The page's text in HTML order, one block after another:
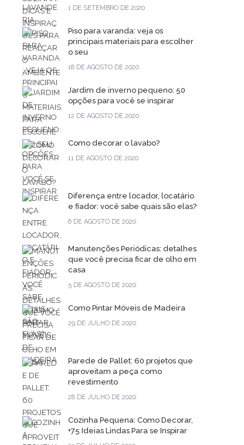
1 DE SETEMBRO DE 2020
Piso para varanda: veja os
principais materiais para escolher
o seu
18 DE AGOSTO DE 2020
Jardim de inverno pequeno: 50
opções para você se inspirar
12 DE AGOSTO DE 2020
Como decorar o lavabo?
11 DE AGOSTO DE 2020
Diferença entre locador, locatário
e fiador: você sabe quais são elas?
6 DE AGOSTO DE 2020
Manutenções Periódicas: detalhes
que você precisa ficar de olho em
casa
5 DE AGOSTO DE 2020
Como Pintar Móveis de Madeira
29 DE JULHO DE 2020
Parede de Pallet: 60 projetos que
aproveitam a peça como
revestimento
28 DE JULHO DE 2020
Cozinha Pequena: Como Decorar,
+75 Ideias Lindas Para se Inspirar